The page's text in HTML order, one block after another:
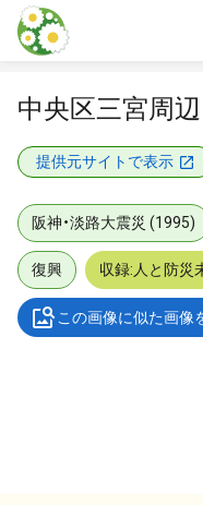
本文に飛ぶ
中央区三宮周辺
提供元サイトで表示
阪神・淡路大震災 (1995)
復興 収録:人と防
この画像に似た画像